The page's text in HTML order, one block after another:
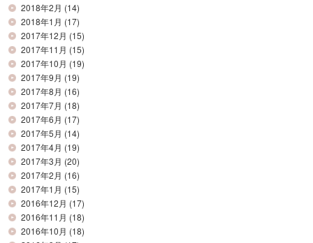
2018年2月 (14)
2018年1月 (17)
2017年12月 (15)
2017年11月 (15)
2017年10月 (19)
2017年9月 (19)
2017年8月 (16)
2017年7月 (18)
2017年6月 (17)
2017年5月 (14)
2017年4月 (19)
2017年3月 (20)
2017年2月 (16)
2017年1月 (15)
2016年12月 (17)
2016年11月 (18)
2016年10月 (18)